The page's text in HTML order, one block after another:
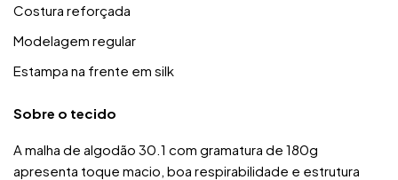
Costura reforçada
Modelagem regular
Estampa na frente em silk
Sobre o tecido
A malha de algodão 30.1 com gramatura de 180g
apresenta toque macio, boa respirabilidade e estrutura